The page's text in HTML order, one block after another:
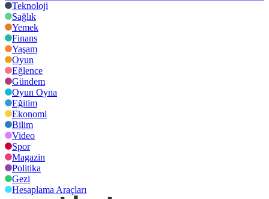
Teknoloji
Sağlık
Yemek
Finans
Yaşam
Oyun
Eğlence
Gündem
Oyun Oyna
Eğitim
Ekonomi
Bilim
Video
Spor
Magazin
Politika
Gezi
Hesaplama Araçları